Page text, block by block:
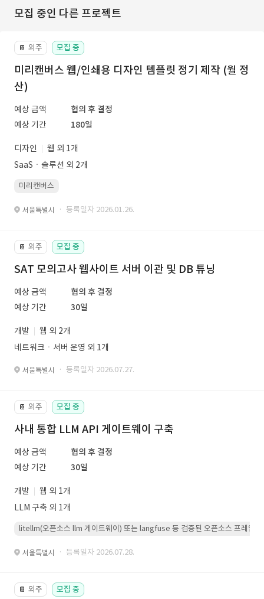
모집 중인 다른 프로젝트
📔 외주 모집 중
미리캔버스 웹/인쇄용 디자인 템플릿 정기 제작 (월 정
산)
예상 금액
협의 후 결정
예상 기간
180일
디자인
웹 외 1개
SaaSㆍ솔루션 외 2개
미리캔버스
서울특별시 · 등록일자 2026.01.26.
📔 외주 모집 중
SAT 모의고사 웹사이트 서버 이관 및 DB 튜닝
예상 금액
협의 후 결정
예상 기간
30일
개발
웹 외 2개
네트워크ㆍ서버 운영 외 1개
서울특별시 · 등록일자 2026.07.27.
📔 외주 모집 중
사내 통합 LLM API 게이트웨이 구축
예상 금액
협의 후 결정
예상 기간
30일
개발
웹 외 1개
LLM 구축 외 1개
litellm(오픈소스 llm 게이트웨이) 또는 langfuse 등 검증된 오픈소스 프레임워
서울특별시 · 등록일자 2026.07.28.
📔 외주 모집 중